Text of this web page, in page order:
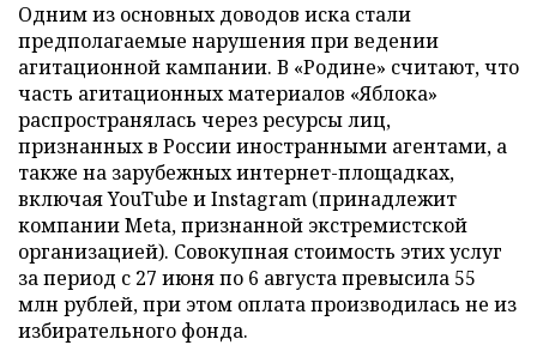
Одним из основных доводов иска стали
предполагаемые нарушения при ведении
агитационной кампании. В «Родине» считают, что
часть агитационных материалов «Яблока»
распространялась через ресурсы лиц,
признанных в России иностранными агентами, а
также на зарубежных интернет-площадках,
включая YouTube и Instagram (принадлежит
компании Meta, признанной экстремистской
организацией). Совокупная стоимость этих услуг
за период с 27 июня по 6 августа превысила 55
млн рублей, при этом оплата производилась не из
избирательного фонда.